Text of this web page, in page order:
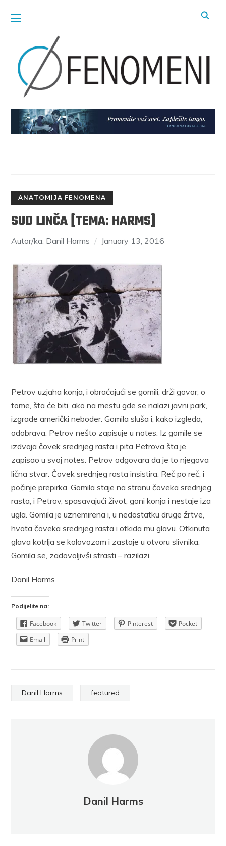
ANATOMIJA FENOMENA
SUD LINČA [TEMA: HARMS]
Autor/ka: Danil Harms January 13, 2016
Petrov uzjaha konja, i obraćajući se gomili, drži govor, o
tome, šta će biti, ako na mestu gde se nalazi javni park,
izgrade američki neboder. Gomila sluša i, kako izgleda,
odobrava. Petrov nešto zapisuje u notes. Iz gomile se
izdvaja čovek srednjeg rasta i pita Petrova šta je
zapisao u svoj notes. Petrov odgovara da je to njegova
lična stvar. Čovek srednjeg rasta insistira. Reč po reč, i
počinje prepirka. Gomila staje na stranu čoveka srednjeg
rasta, i Petrov, spasavajući život, goni konja i nestaje iza
ugla. Gomila je uznemirena i, u nedostatku druge žrtve,
hvata čoveka srednjeg rasta i otkida mu glavu. Otkinuta
glava kotrlja se kolovozom i zastaje u otvoru slivnika.
Gomila se, zadovoljivši strasti – razilazi.
Danil Harms
Podijelite na:
Facebook Twitter Pinterest
Pocket
Email
Print
Danil Harms featured
Danil Harms